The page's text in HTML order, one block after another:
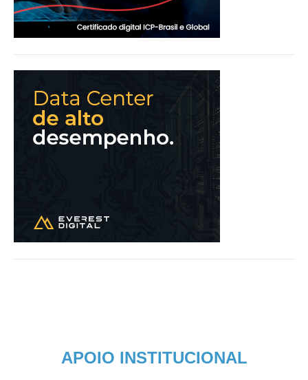
APOIO INSTITUCIONAL